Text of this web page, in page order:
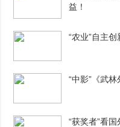
益！
“农业”自主
“中影”《武
“获奖者”看